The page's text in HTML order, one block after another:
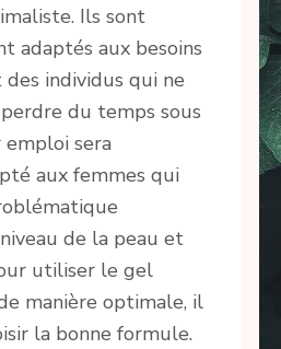
Ils sont
adaptés aux besoins
individus qui ne
du temps sous
emploi sera
aux femmes qui
de la peau et
utiliser le gel
manière optimale, il
la bonne formule.